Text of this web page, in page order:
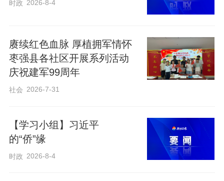
1956年，数千名交大师生响应党和国家的
部建设，用爱国奋斗铸就了西迁精神的不
朽丰碑。
传承弘扬西迁精神，习近平总书记念兹在
2017年，对西安交通大学老教授的联名来
信作出重要指示，“希望西安交通大学师生
时政 2026-8-4
赓续红色血脉 厚植拥军情怀
枣强县各社区开展系列活动
庆祝建军99周年
社会 2026-7-31
【学习小组】习近平
的“侨”缘
时政 2026-8-4